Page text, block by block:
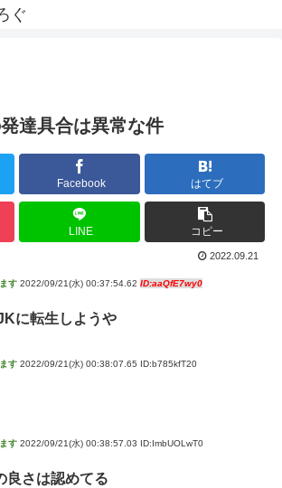
ぐ
達具合は異常な件
Facebook はてブ
LINE コピー
2022.09.21
す 2022/09/21(水) 00:37:54.62 ID:aaQfE7wy0
に転生しようや
す 2022/09/21(水) 00:38:07.65 ID:b785kfT20
す 2022/09/21(水) 00:38:57.03 ID:ImbUOLwT0
良さは認めてる